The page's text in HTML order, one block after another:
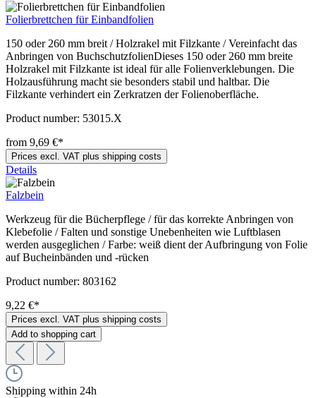
Folierbrettchen für Einbandfolien
150 oder 260 mm breit / Holzrakel mit Filzkante / Vereinfacht das
Anbringen von BuchschutzfolienDieses 150 oder 260 mm breite
Holzrakel mit Filzkante ist ideal für alle Folienverklebungen. Die
Holzausführung macht sie besonders stabil und haltbar. Die
Filzkante verhindert ein Zerkratzen der Folienoberfläche.
Product number: 53015.X
from 9,69 €*
Prices excl. VAT plus shipping costs
Details
Falzbein
Werkzeug für die Bücherpflege / für das korrekte Anbringen von
Klebefolie / Falten und sonstige Unebenheiten wie Luftblasen
werden ausgeglichen / Farbe: weiß dient der Aufbringung von Folie
auf Bucheinbänden und -rücken
Product number: 803162
9,22 €*
Prices excl. VAT plus shipping costs
Add to shopping cart
Shipping within 24h